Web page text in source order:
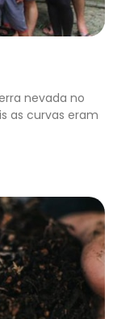
nevada no
as curvas eram